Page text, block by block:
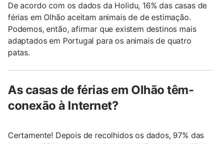
De acordo com os dados da Holidu, 16% das casas de
férias em Olhão aceitam animais de de estimação.
Podemos, então, afirmar que existem destinos mais
adaptados em Portugal para os animais de quatro
patas.
As casas de férias em Olhão têm-
conexão à Internet?
Certamente! Depois de recolhidos os dados, 97% das